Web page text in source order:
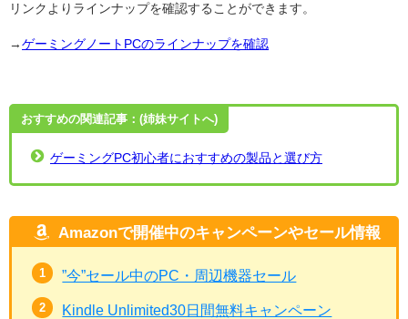
リンクよりラインナップを確認することができます。
→ ゲーミングノートPCのラインナップを確認
おすすめの関連記事：(姉妹サイトへ)
ゲーミングPC初心者におすすめの製品と選び方
Amazonで開催中のキャンペーンやセール情報
”今”セール中のPC・周辺機器セール
Kindle Unlimited30日間無料キャンペーン